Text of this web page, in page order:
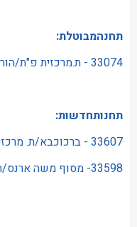
תחנהמבוטלת:
33074 - ת.מרכזית פ"ת/הורדה
תחנותחדשות:
33607 - ברכוכבא/ת. מרכזית פתח תקווה
33598- מסוף משה ארנס/הורדה